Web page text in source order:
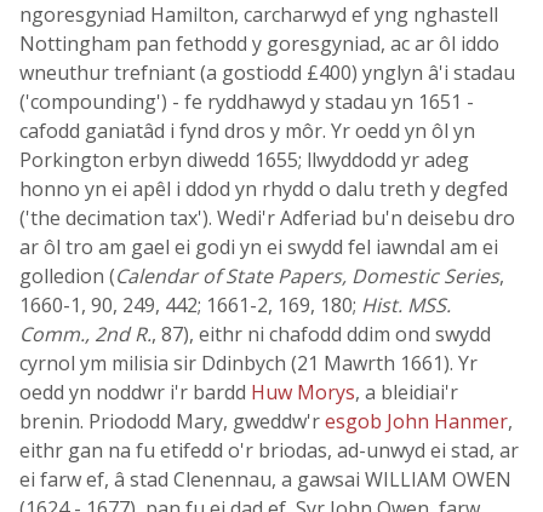
ngoresgyniad Hamilton, carcharwyd ef yng nghastell
Nottingham pan fethodd y goresgyniad, ac ar ôl iddo
wneuthur trefniant (a gostiodd £400) ynglyn â'i stadau
('compounding') - fe ryddhawyd y stadau yn 1651 -
cafodd ganiatâd i fynd dros y môr. Yr oedd yn ôl yn
Porkington erbyn diwedd 1655; llwyddodd yr adeg
honno yn ei apêl i ddod yn rhydd o dalu treth y degfed
('the decimation tax'). Wedi'r Adferiad bu'n deisebu dro
ar ôl tro am gael ei godi yn ei swydd fel iawndal am ei
golledion (Calendar of State Papers, Domestic Series,
1660-1, 90, 249, 442; 1661-2, 169, 180; Hist. MSS.
Comm., 2nd R., 87), eithr ni chafodd ddim ond swydd
cyrnol ym milisia sir Ddinbych (21 Mawrth 1661). Yr
oedd yn noddwr i'r bardd Huw Morys, a bleidiai'r
brenin. Priododd Mary, gweddw'resgob John Hanmer,
eithr gan na fu etifedd o'r briodas, ad-unwyd ei stad, ar
ei farw ef, â stad Clenennau, a gawsai WILLIAM OWEN